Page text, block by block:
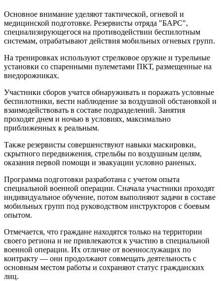
06.08.2026 | 14:32
В июле в "Курумоче" у пассажиров изъяли 460 кг чая,
фруктов и зелени
06.08.2026 | 14:13
для аренды квартиры
06.08.2026 | 13:41
Знак доверия: как конкурс "Достояние губернии" помогает
бизнесу расти и укрепляет репутацию региона
06.08.2026 | 13:35
Преображение больниц: в Самаре возвращают исторический
облик двум старинным особнякам
06.08.2026 | 13:31
В Поволжье с 6 по 9 августа впервые пройдет форум
"Наследие героев"
06.08.2026 | 13:24
Вячеслав Федорищев показал, как преображается парк Щорса
по нацпроекту
06.08.2026 | 13:05
Врач рассказал, чем опасна мода на высокобелковые продукты
06.08.2026 | 13:03
В Самарской области 48 иностранцам запретили въезд в РФ
после полицейских рейдов
В Тольятти осенью откроют модельную библиотеку
интеллектуального досуга
06.08.2026 | 12:42
На трассе под Тольятти столкнулись ВАЗ и LADA Vesta
06.08.2026 | 12:29
В Кинель-Черкассах утром 6 августа полыхала частная баня
Основное внимание уделяют тактической, огневой и
медицинской подготовке. Резервисты отряда "БАРС",
специализирующегося на противодействии беспилотным
системам, отрабатывают действия мобильных огневых групп.
На тренировках используют стрелковое оружие и турельные
установки со спаренными пулеметами ПКТ, размещенные на
внедорожниках.
Участники сборов учатся обнаруживать и поражать условные
беспилотники, вести наблюдение за воздушной обстановкой и
взаимодействовать в составе подразделений. Занятия
проходят днем и ночью в условиях, максимально
приближенных к реальным.
Также резервисты совершенствуют навыки маскировки,
скрытного передвижения, стрельбы по воздушным целям,
оказания первой помощи и эвакуации условно раненых.
Программа подготовки разработана с учетом опыта
специальной военной операции. Сначала участники проходят
индивидуальное обучение, потом выполняют задачи в составе
мобильных групп под руководством инструкторов с боевым
опытом.
Отмечается, что граждане находятся только на территории
своего региона и не привлекаются к участию в специальной
военной операции. Их отличие от военнослужащих по
контракту — они продолжают совмещать деятельность с
основным местом работы и сохраняют статус гражданских
лиц.